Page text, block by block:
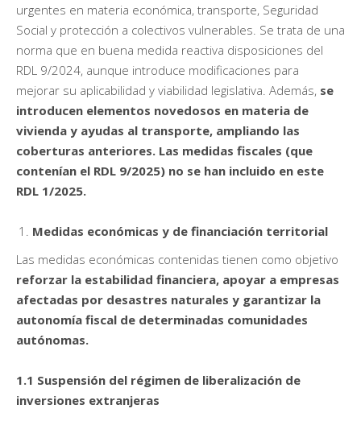
urgentes en materia económica, transporte, Seguridad
Social y protección a colectivos vulnerables. Se trata de una
norma que en buena medida reactiva disposiciones del
RDL 9/2024, aunque introduce modificaciones para
mejorar su aplicabilidad y viabilidad legislativa. Además, se
introducen elementos novedosos en materia de
vivienda y ayudas al transporte, ampliando las
coberturas anteriores. Las medidas fiscales (que
contenían el RDL 9/2025) no se han incluido en este
RDL 1/2025.
Medidas económicas y de financiación territorial
Las medidas económicas contenidas tienen como objetivo
reforzar la estabilidad financiera, apoyar a empresas
afectadas por desastres naturales y garantizar la
autonomía fiscal de determinadas comunidades
autónomas.
1.1 Suspensión del régimen de liberalización de
inversiones extranjeras